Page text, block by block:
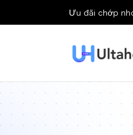
Ưu đãi chớp